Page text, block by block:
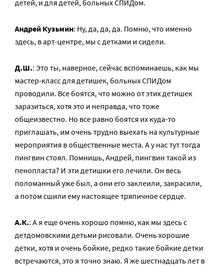
детей, и для детей, больных СПИДом.
Андрей Кузьмин: Ну, да, да, да. Помню, что именно
здесь, в арт-центре, мы с детками и сидели.
Д.Ш.: Это ты, наверное, сейчас вспоминаешь, как мы
мастер-класс для детишек, больных СПИДом
проводили. Все боятся, что можно от этих детишек
заразиться, хотя это и неправда, что тоже
общеизвестно. Но все равно боятся их куда-то
приглашать, им очень трудно выехать на культурные
мероприятия в общественные места. А у нас тут тогда
пингвин стоял. Помнишь, Андрей, пингвин такой из
пенопласта? И эти детишки его лечили. Он весь
поломанный уже был, а они его заклеили, закрасили,
а потом сшили ему настоящее тряпичное сердце.
А.К.: А я еще очень хорошо помню, как мы здесь с
детдомовскими детьми рисовали. Очень хорошие
детки, хотя и очень бойкие, редко такие бойкие детки
встречаются, это я точно знаю. Я же шестнадцать лет в